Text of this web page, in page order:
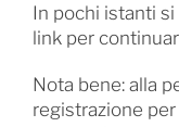
In pochi istanti
link per
Nota bene: alla
registrazione